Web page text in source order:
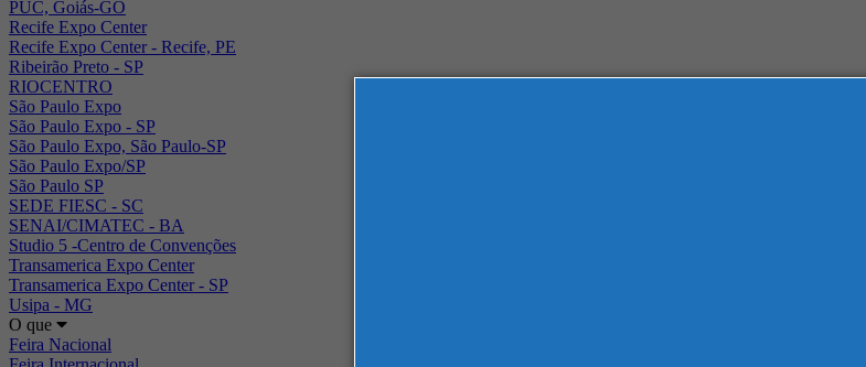
PUC, Goiás-GO
Recife Expo Center
Recife Expo Center - Recife, PE
Ribeirão Preto - SP
RIOCENTRO
São Paulo Expo
São Paulo Expo - SP
São Paulo Expo, São Paulo-SP
São Paulo Expo/SP
São Paulo SP
SEDE FIESC - SC
SENAI/CIMATEC - BA
Studio 5 -Centro de Convenções
Transamerica Expo Center
Transamerica Expo Center - SP
Usipa - MG
O que
Feira Nacional